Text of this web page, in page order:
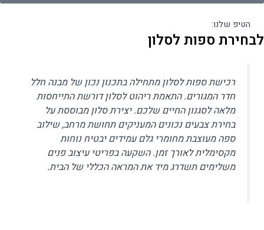
הטיפ שלנו:
לבחירת ספות לסלון
רכישת ספות לסלון מתחילה בתכנון נכון של מבנה חלל
חדר המגורים. התאמת ריהוט לסלון דורשת התייחסות
מלאה לסגנון החיים שלכם. יצירת סלון מבוססת על
בחירת צבעים נכונים המעניקים תחושת מרחב, שילוב
ספה מעוצבת מחומרי גלם עמידים יבטיח נוחות
מקסימלית לאורך זמן. השקעה בפריטי עיצוב פנים
משלימים תשדרג מיד את המראה הכללי של הבית.